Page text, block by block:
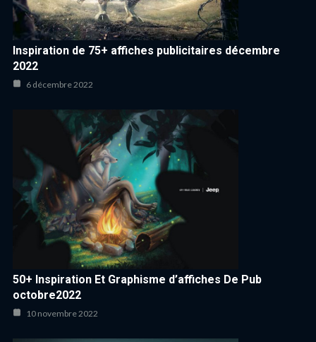
Inspiration de 75+ affiches publicitaires décembre
2022
6 décembre 2022
50+ Inspiration Et Graphisme d’affiches De Pub
octobre2022
10 novembre 2022